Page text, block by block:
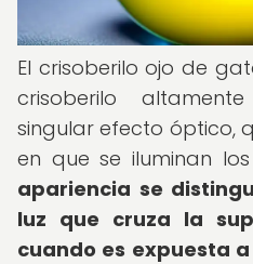
El crisoberilo ojo de
crisoberilo
singular efecto óptico,
en que se iluminan
apariencia se
luz que cruza la
cuando es expuesta